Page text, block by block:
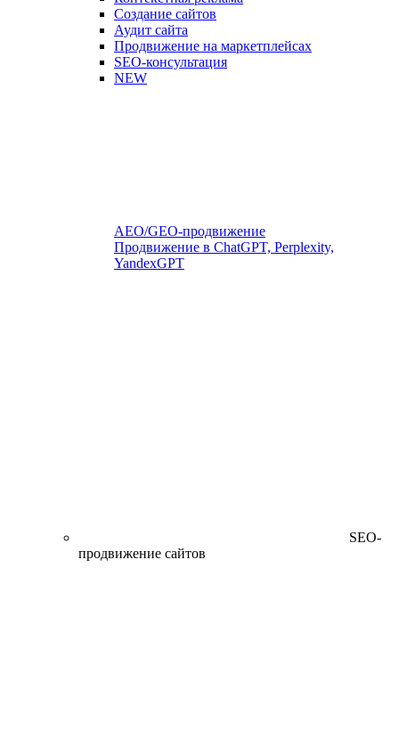
Создание сайтов
Аудит сайта
Продвижение на маркетплейсах
SEO-консультация
NEW
AEO/GEO-продвижение
Продвижение в ChatGPT, Perplexity,
YandexGPT
SEO-
продвижение сайтов